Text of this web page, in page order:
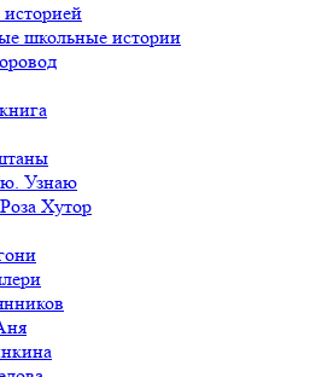
школьные истории
Узнаю
Хутор